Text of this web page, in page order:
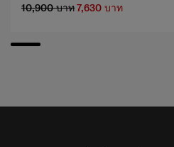
10,900 บาท7,630 บาท